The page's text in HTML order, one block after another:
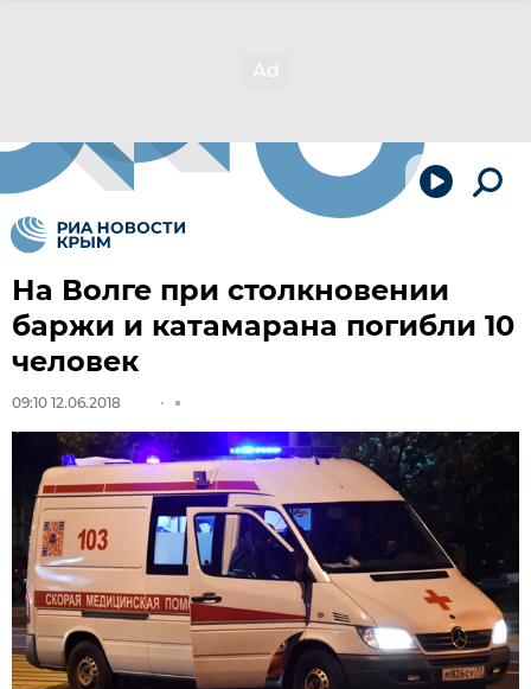
На Волге при столкновении
баржи и катамарана погибли 10
человек
09:10 12.06.2018